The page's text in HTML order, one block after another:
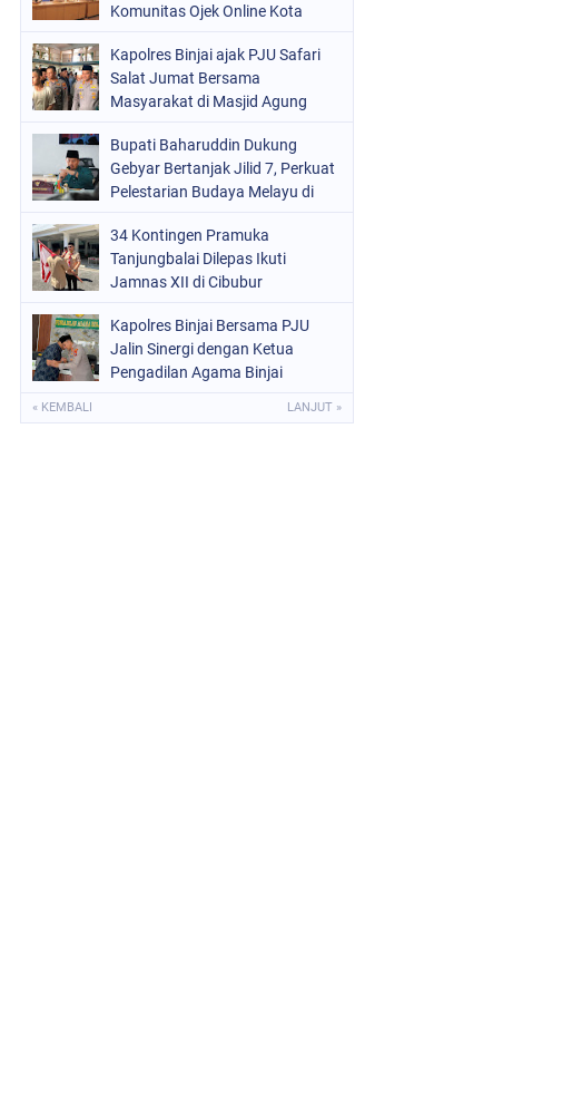
Komunitas Ojek Online Kota
Kapolres Binjai ajak PJU Safari
Salat Jumat Bersama
Masyarakat di Masjid Agung
Bupati Baharuddin Dukung
Gebyar Bertanjak Jilid 7, Perkuat
Pelestarian Budaya Melayu di
34 Kontingen Pramuka
Tanjungbalai Dilepas Ikuti
Jamnas XII di Cibubur
Kapolres Binjai Bersama PJU
Jalin Sinergi dengan Ketua
Pengadilan Agama Binjai
« KEMBALI LANJUT »